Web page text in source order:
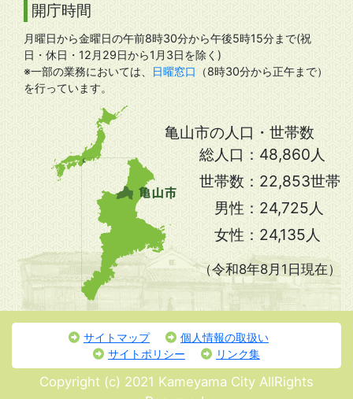
開庁時間
月曜日から金曜日の午前8時30分から午後5時15分まで(祝
日・休日・12月29日から1月3日を除く)
※一部の業務においては、
日曜窓口
（8時30分から正午まで）
を行っています。
亀山市の人口・世帯数
総人口： 48,860人
世帯数： 22,853世帯
男性： 24,725人
女性： 24,135人
（令和8年8月1日現在）
サイトマップ
個人情報の取扱い
サイトポリシー
リンク集
Copyright (c) 2021 Kameyama City AllRights